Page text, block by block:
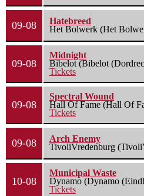
09-08
Hatebreed
Het Bolwerk (Het
09-08
Midnight
Bibelot (Bibelot
Tickets
09-08
Spectral Wound
Hall Of Fame (Hall Of
Tickets
09-08
Arch Enemy
TivoliVredenburg
10-08
Municipal Waste
Dynamo (Dynamo
Tickets